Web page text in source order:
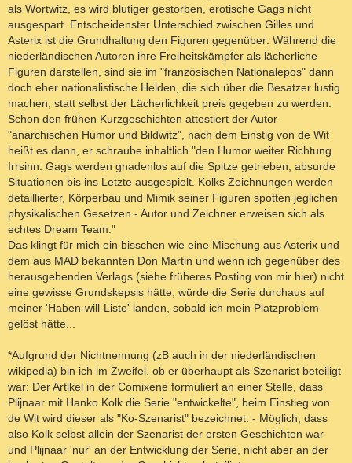
als Wortwitz, es wird blutiger gestorben, erotische Gags nicht
ausgespart. Entscheidenster Unterschied zwischen Gilles und
Asterix ist die Grundhaltung den Figuren gegenüber: Während die
niederländischen Autoren ihre Freiheitskämpfer als lächerliche
Figuren darstellen, sind sie im "französischen Nationalepos" dann
doch eher nationalistische Helden, die sich über die Besatzer lustig
machen, statt selbst der Lächerlichkeit preis gegeben zu werden.
Schon den frühen Kurzgeschichten attestiert der Autor
"anarchischen Humor und Bildwitz", nach dem Einstig von de Wit
heißt es dann, er schraube inhaltlich "den Humor weiter Richtung
Irrsinn: Gags werden gnadenlos auf die Spitze getrieben, absurde
Situationen bis ins Letzte ausgespielt. Kolks Zeichnungen werden
detaillierter, Körperbau und Mimik seiner Figuren spotten jeglichen
physikalischen Gesetzen - Autor und Zeichner erweisen sich als
echtes Dream Team."
Das klingt für mich ein bisschen wie eine Mischung aus Asterix und
dem aus MAD bekannten Don Martin und wenn ich gegenüber des
herausgebenden Verlags (siehe früheres Posting von mir hier) nicht
eine gewisse Grundskepsis hätte, würde die Serie durchaus auf
meiner 'Haben-will-Liste' landen, sobald ich mein Platzproblem
gelöst hätte...
*Aufgrund der Nichtnennung (zB auch in der niederländischen
wikipedia) bin ich im Zweifel, ob er überhaupt als Szenarist beteiligt
war: Der Artikel in der Comixene formuliert an einer Stelle, dass
Plijnaar mit Hanko Kolk die Serie "entwickelte", beim Einstieg von
de Wit wird dieser als "Ko-Szenarist" bezeichnet. - Möglich, dass
also Kolk selbst allein der Szenarist der ersten Geschichten war
und Plijnaar 'nur' an der Entwicklung der Serie, nicht aber an der